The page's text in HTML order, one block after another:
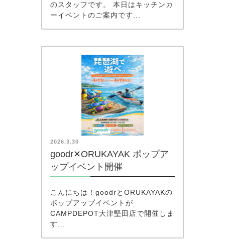
のスタッフです。 本日はキッチンカ
ーイベントのご案内です...
2026.3.30
goodr✕ORUKAYAK ポップア
ップイベント開催
こんにちは！goodrとORUKAYAKの
ポップアップイベントが
CAMPDEPOT大津堅田店で開催しま
す...